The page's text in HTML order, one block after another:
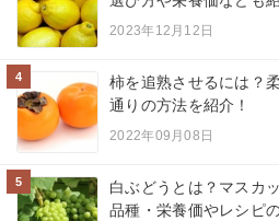
2023年12月12日
4
柿を追熟させるには？
通りの方法を紹介！
2022年09月08日
5
白ぶどうとは？マスカ
品種・栄養価やレシピ